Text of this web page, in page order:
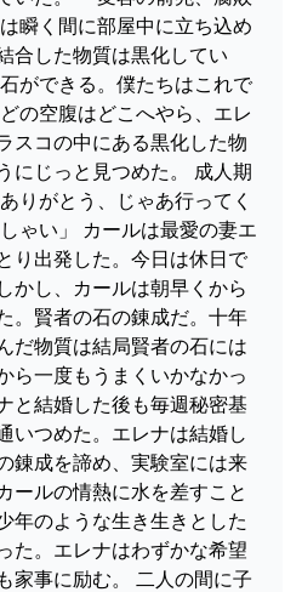
瞬く間に部屋中に立ち込め
合した物質は黒化してい
ができる。僕たちはこれで
の空腹はどこへやら、エレ
スコの中にある黒化した物
にじっと見つめた。 成人期
りがとう、じゃあ行ってく
ゃい」 カールは最愛の妻エ
り出発した。今日は休日で
かし、カールは朝早くから
。賢者の石の錬成だ。十年
だ物質は結局賢者の石には
ら一度もうまくいかなかっ
と結婚した後も毎週秘密基
いつめた。エレナは結婚し
錬成を諦め、実験室には来
ールの情熱に水を差すこと
年のような生き生きとした
た。エレナはわずかな希望
家事に励む。 二人の間に子